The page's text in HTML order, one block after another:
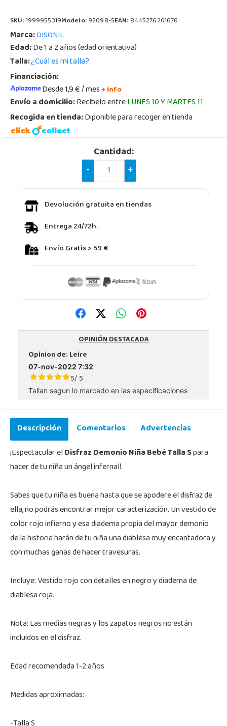
SKU:1999955319Modelo:92098-SEAN:8445276201676
Marca:DISONIL
Edad:De 1 a 2 años (edad orientativa)
Talla:¿Cuál es mi talla?
Financiación:
Desde 1,9 € / mes+ info
Envío a domicilio:Recíbelo entreLUNES 10 Y MARTES 11
Recogida en tienda:Diponible para recoger en tienda
Cantidad:
-
+
Devolución gratuita en tiendas
Entrega 24/72h.
Envío Gratis > 59 €
OPINIÓN DESTACADA
Opinion de:Leire
07-nov-2022 7:32
5/ 5
Tallan segun lo marcado en las especificaciones
Descripción Comentarios
Advertencias
¡Espectacular elDisfraz Demonio Niña Bebé Talla Spara
hacer de tu niña un ángel infernal!.
Sabes que tu niña es buena hasta que se apodere el disfraz de
ella, no podrás encontrar mejor caracterización. Un vestido de
color rojo infierno y esa diadema propia del mayor demonio
de la historia harán de tu niña una diablesa muy encantadora y
con muchas ganas de hacer travesuras.
Incluye: Vestido rojo con detalles en negro y diadema de
diablesa roja.
Nota: Las medias negras y los zapatos negros no están
incluidos en el disfraz.
Edad recomendada 1-2 años
Medidas aproximadas: